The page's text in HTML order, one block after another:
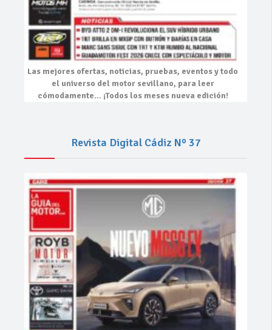
Las mejores ofertas, noticias, pruebas, eventosy todo
el universo del motor sevillano, para leer
cómodamente… ¡Todos los meses nueva edición!
Revista Digital Cádiz Nº 37